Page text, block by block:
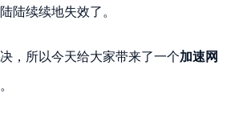
陆续续地失效了。
，所以今天给大家带来了一个加速网